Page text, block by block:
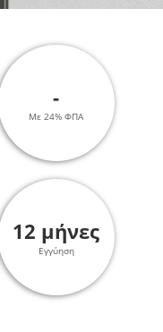
-
Με 24% ΦΠΑ
12 μήνες
Εγγύηση